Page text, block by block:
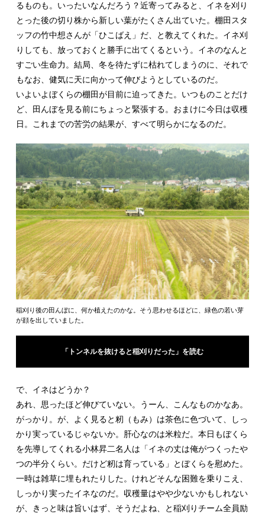
るものも。いったいなんだろう？近寄ってみると、イネを刈り
とった後の切り株から新しい葉がたくさん出ていた。棚田スタ
ッフの竹中想さんが「ひこばえ」だ、と教えてくれた。イネ刈
りしても、放っておくと勝手に出てくるという。イネのなんと
すごい生命力。結局、冬を待たずに枯れてしまうのに、それで
もなお、健気に天に向かって伸びようとしているのだ。
いよいよぼくらの棚田が目前に迫ってきた。いつものことだけ
ど、田んぼを見る前にちょっと緊張する。おまけに今日は収穫
日。これまでの苦労の結果が、すべて明らかになるのだ。
稲刈り後の田んぼに、何か植えたのかな。そう思わせるほどに、緑色の若い芽
が顔を出していました。
「トンネルを抜けると稲刈りだった」を読む
で、イネはどうか？
あれ、思ったほど伸びていない。うーん、こんなものかなあ。
がっかり。が、よく見ると籾（もみ）は茶色に色づいて、しっ
かり実っているじゃないか。肝心なのは米粒だ。本日もぼくら
を先導してくれる小林昇二名人は「イネの丈は俺がつくったや
つの半分くらい。だけど籾は育っている」とぼくらを慰めた。
一時は雑草に埋もれたりした。けれどそんな困難を乗りこえ、
しっかり実ったイネなのだ。収穫量はやや少ないかもしれない
が、きっと味は旨いはず、そうだよね、と稲刈りチーム全員励